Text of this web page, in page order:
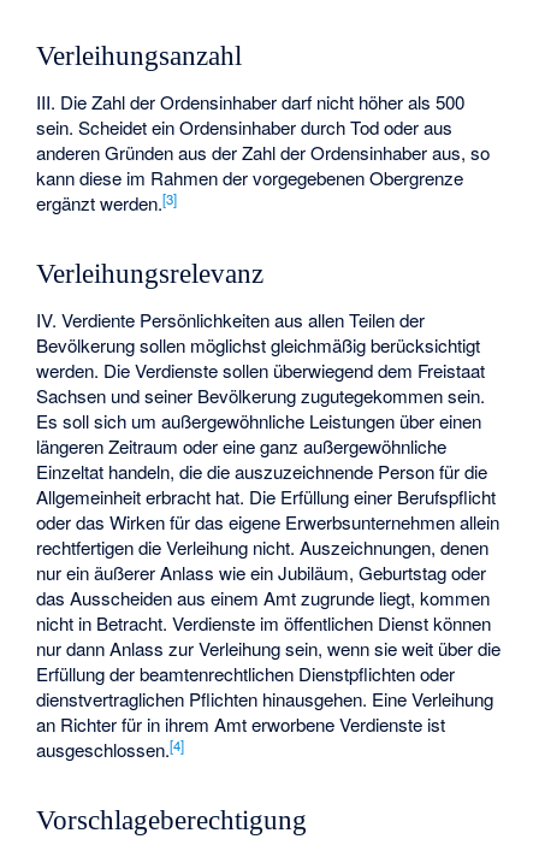
Verleihungsanzahl
III. Die Zahl der Ordensinhaber darf nicht höher als 500
sein. Scheidet ein Ordensinhaber durch Tod oder aus
anderen Gründen aus der Zahl der Ordensinhaber aus, so
kann diese im Rahmen der vorgegebenen Obergrenze
ergänzt werden.[3]
Verleihungsrelevanz
IV. Verdiente Persönlichkeiten aus allen Teilen der
Bevölkerung sollen möglichst gleichmäßig berücksichtigt
werden. Die Verdienste sollen überwiegend dem Freistaat
Sachsen und seiner Bevölkerung zugutegekommen sein.
Es soll sich um außergewöhnliche Leistungen über einen
längeren Zeitraum oder eine ganz außergewöhnliche
Einzeltat handeln, die die auszuzeichnende Person für die
Allgemeinheit erbracht hat. Die Erfüllung einer Berufspflicht
oder das Wirken für das eigene Erwerbsunternehmen allein
rechtfertigen die Verleihung nicht. Auszeichnungen, denen
nur ein äußerer Anlass wie ein Jubiläum, Geburtstag oder
das Ausscheiden aus einem Amt zugrunde liegt, kommen
nicht in Betracht. Verdienste im öffentlichen Dienst können
nur dann Anlass zur Verleihung sein, wenn sie weit über die
Erfüllung der beamtenrechtlichen Dienstpflichten oder
dienstvertraglichen Pflichten hinausgehen. Eine Verleihung
an Richter für in ihrem Amt erworbene Verdienste ist
ausgeschlossen.[4]
Vorschlageberechtigung